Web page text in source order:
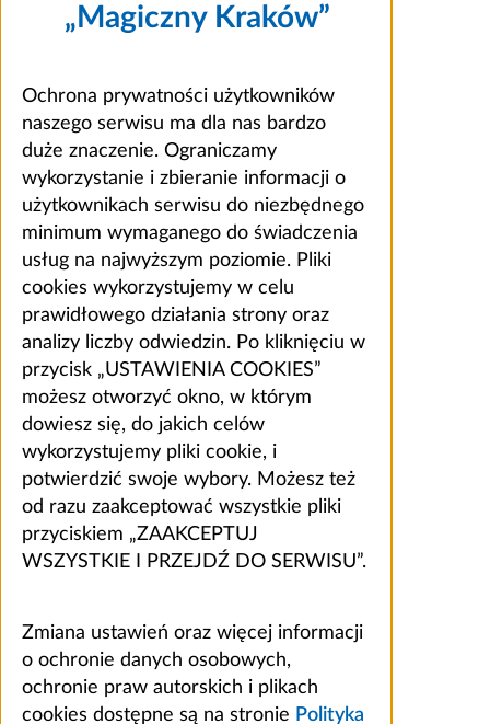
„Magiczny Kraków”
Ochrona prywatności użytkowników
naszego serwisu ma dla nas bardzo
duże znaczenie. Ograniczamy
wykorzystanie i zbieranie informacji o
użytkownikach serwisu do niezbędnego
minimum wymaganego do świadczenia
usług na najwyższym poziomie. Pliki
cookies wykorzystujemy w celu
prawidłowego działania strony oraz
analizy liczby odwiedzin. Po kliknięciu w
przycisk „USTAWIENIA COOKIES”
możesz otworzyć okno, w którym
dowiesz się, do jakich celów
wykorzystujemy pliki cookie, i
potwierdzić swoje wybory. Możesz też
od razu zaakceptować wszystkie pliki
przyciskiem „ZAAKCEPTUJ
WSZYSTKIE I PRZEJDŹ DO SERWISU”.
Zmiana ustawień oraz więcej informacji
o ochronie danych osobowych,
ochronie praw autorskich i plikach
cookies dostępne są na stronie Polityka